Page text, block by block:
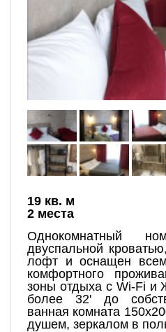
19 кв. м
2 места
Однокомнатный
двуспальной
лофт и оснащен
комфортного
зоны отдыха с Wi-Fi и
более 32' до
ванная комната
душем, зеркалом в